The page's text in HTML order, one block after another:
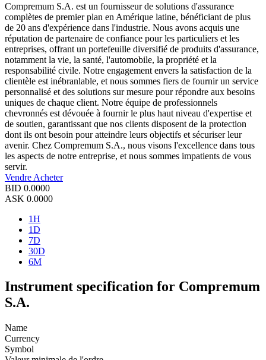
Compremum S.A. est un fournisseur de solutions d'assurance
complètes de premier plan en Amérique latine, bénéficiant de plus
de 20 ans d'expérience dans l'industrie. Nous avons acquis une
réputation de partenaire de confiance pour les particuliers et les
entreprises, offrant un portefeuille diversifié de produits d'assurance,
notamment la vie, la santé, l'automobile, la propriété et la
responsabilité civile. Notre engagement envers la satisfaction de la
clientèle est inébranlable, et nous sommes fiers de fournir un service
personnalisé et des solutions sur mesure pour répondre aux besoins
uniques de chaque client. Notre équipe de professionnels
chevronnés est dévouée à fournir le plus haut niveau d'expertise et
de soutien, garantissant que nos clients disposent de la protection
dont ils ont besoin pour atteindre leurs objectifs et sécuriser leur
avenir. Chez Compremum S.A., nous visons l'excellence dans tous
les aspects de notre entreprise, et nous sommes impatients de vous
servir.
Vendre Acheter
BID 0.0000
ASK 0.0000
1H
1D
7D
30D
6M
Instrument specification for Compremum
S.A.
Name
Currency
Symbol